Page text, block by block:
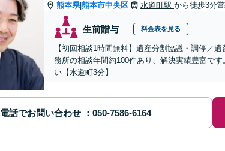
熊本県|熊本市中央区 水道町駅 から徒歩3分
生前贈与 料金表を見る
【初回相談1時間無料】遺産分割協議・調停／
務所の相談年間約100件あり、解決実績豊富で
い【水道町3分】
電話でお問い合わせ